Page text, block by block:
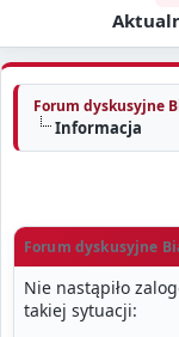
Forum dyskusyjne
Informacja
Forum dyskusyjne
Nie nastąpiło
takiej sytuacji: